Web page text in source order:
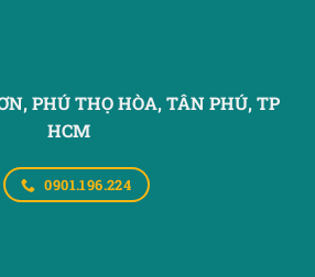
PHÚ THỌ HÒA,TÂN PHÚ, TP
HCM
0901.196.224